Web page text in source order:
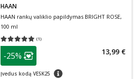
HAAN
HAAN rankų valiklio papildymas BRIGHT ROSE,
100 ml
(1)
Vidutinis įvertinimas 5.00
patarimas
Lojalumo klubo narių nuolaida
-25%
Įvedus kodą VESK25 patarimas
13,99 €